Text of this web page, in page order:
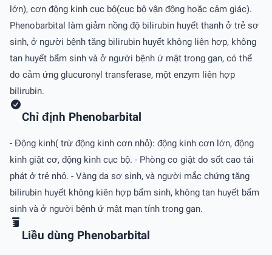
lớn), cơn động kinh cục bộ(cục bộ vận động hoặc cảm giác).
Phenobarbital làm giảm nồng độ bilirubin huyết thanh ở trẻ sơ
sinh, ở người bệnh tăng bilirubin huyết không liên hợp, không
tan huyết bẩm sinh và ở người bệnh ứ mật trong gan, có thể
do cảm ứng glucuronyl transferase, một enzym liên hợp
bilirubin.
Chỉ định Phenobarbital
- Động kinh( trừ động kinh cơn nhỏ): động kinh cơn lớn, động
kinh giật cơ, động kinh cục bộ. - Phòng co giật do sốt cao tái
phát ở trẻ nhỏ. - Vàng da sơ sinh, và người mắc chứng tăng
bilirubin huyết không kiên hợp bẩm sinh, không tan huyết bẩm
sinh và ở người bệnh ứ mật mạn tính trong gan.
Liều dùng Phenobarbital